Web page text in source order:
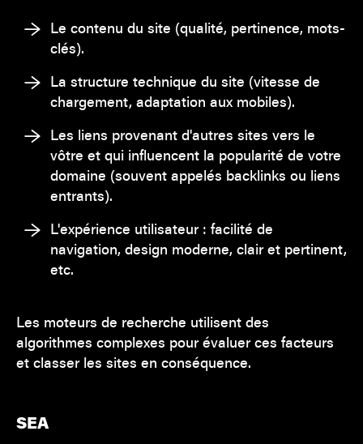
Le contenu du site (qualité, pertinence, mots-
clés).
La structure technique du site (vitesse de
chargement, adaptation aux mobiles).
Les liens provenant d'autres sites vers le
vôtre et qui influencent la popularité de votre
domaine (souvent appelés backlinks ou liens
entrants).
L'expérience utilisateur : facilité de
navigation, design moderne, clair et pertinent,
etc.
Les moteurs de recherche utilisent des
algorithmes complexes pour évaluer ces facteurs
et classer les sites en conséquence.
SEA